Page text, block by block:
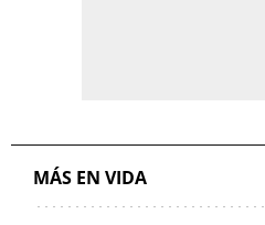
MÁS EN VIDA